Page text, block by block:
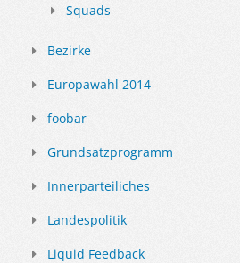
Squads
Bezirke
Europawahl 2014
foobar
Grundsatzprogramm
Innerparteiliches
Landespolitik
Liquid Feedback